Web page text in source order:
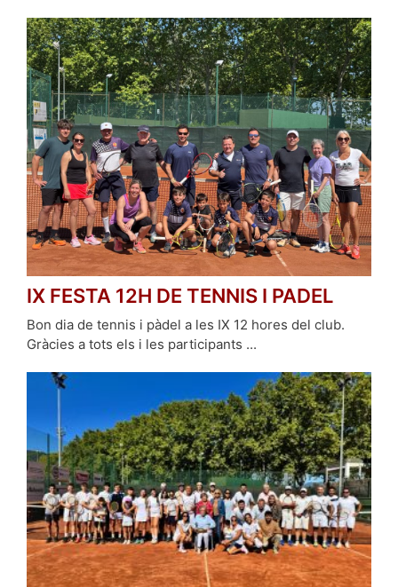
IX FESTA 12H DE TENNIS I PADEL
Bon dia de tennis i pàdel a les IX 12 hores del club.
Gràcies a tots els i les participants ...